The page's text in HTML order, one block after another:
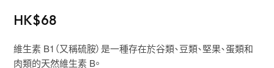
HK$68
維生素 B1（又稱硫胺）是一種存在於谷類、豆類、堅果、蛋類和
肉類的天然維生素 B。